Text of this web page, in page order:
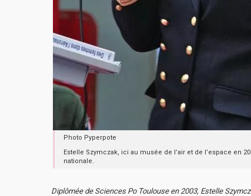
Photo Pyperpote
Estelle Szymczak, ici au musée de l’air et de l’espace en
nationale.
Diplômée de Sciences Po Toulouse en 2003, Estelle